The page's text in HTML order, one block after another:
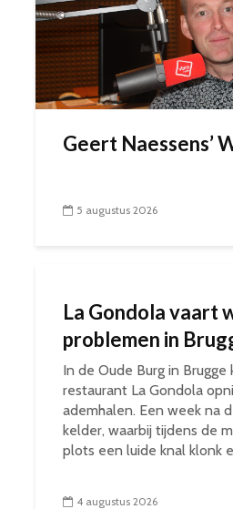
Geert Naessens’
5 augustus 2026
La Gondola vaart
problemen in
In de Oude Burg in Brugge
restaurant La Gondola
ademhalen. Een week na
kelder, waarbij tijdens de
plots een luide knal klonk
4 augustus 2026